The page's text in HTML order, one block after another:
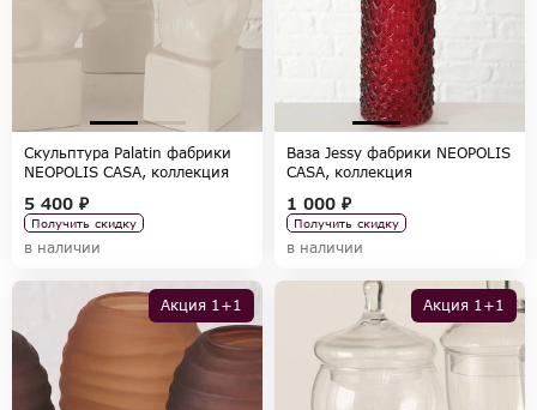
Скульптура Palatin фабрики
NEOPOLIS CASA, коллекция
5 400 ₽
Получить скидку
в наличии
Ваза Jessy фабрики NEOPOLIS
CASA, коллекция
1 000 ₽
Получить скидку
в наличии
Акция 1+1 Акция 1+1